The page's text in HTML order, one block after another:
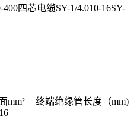
400四芯电缆SY-1/4.010-16SY-
mm² 终端绝缘管长度（mm)